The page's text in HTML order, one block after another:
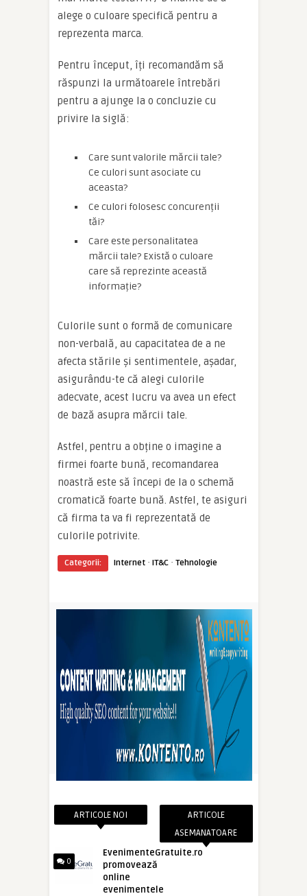
alege o culoare specifică pentru a
reprezenta marca.
Pentru început, îți recomandăm să
răspunzi la următoarele întrebări
pentru a ajunge la o concluzie cu
privire la siglă:
Care sunt valorile mărcii tale?
Ce culori sunt asociate cu
aceasta?
Ce culori folosesc concurenții
tăi?
Care este personalitatea
mărcii tale? Există o culoare
care să reprezinte această
informație?
Culorile sunt o formă de comunicare
non-verbală, au capacitatea de a ne
afecta stările și sentimentele, așadar,
asigurându-te că alegi culorile
adecvate, acest lucru va avea un efect
de bază asupra mărcii tale.
Astfel, pentru a obține o imagine a
firmei foarte bună, recomandarea
noastră este să începi de la o schemă
cromatică foarte bună. Astfel, te asiguri
că firma ta va fi reprezentată de
culorile potrivite.
Categorii: Internet · IT&C · Tehnologie
ARTICOLE NOI
0
EvenimenteGratuite.ro
promovează
online
evenimentele
ARTICOLE
ASEMANATOARE